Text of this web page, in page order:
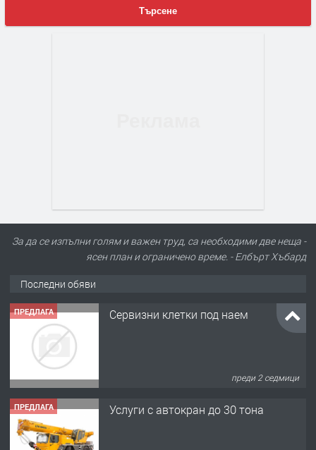
Търсене
За да се изпълни голям и важен труд, са необходими две неща -
ясен план и ограничено време. - Елбърт Хъбард
Последни обяви
ПРЕДЛАГА Сервизни клетки под наем
ПРЕДЛАГА Услуги с автокран до 30 тона
преди 10 месеца
ПРЕДЛАГА Копаене на канали водомерни шахти